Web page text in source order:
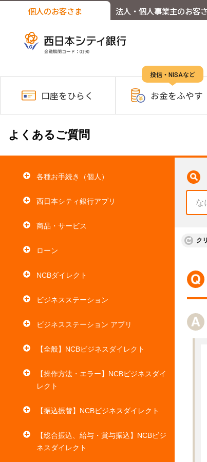
個人のお客さま 法人・個人事業主のお客
口座を ひらく
投信・NISAなど
お金をふやす
よくあるご質問
各種お手続き（個人）
西日本シティ銀行アプリ
商品・サービス
ローン
NCBダイレクト
ビジネスステーション
ビジネスステーション アプリ
【全般】NCBビジネスダイレクト
【操作方法・エラー】NCBビジネスダイ
レクト
【振込振替】NCBビジネスダイレクト
【総合振込、給与・賞与振込】NCBビジ
ネスダイレクト
ク